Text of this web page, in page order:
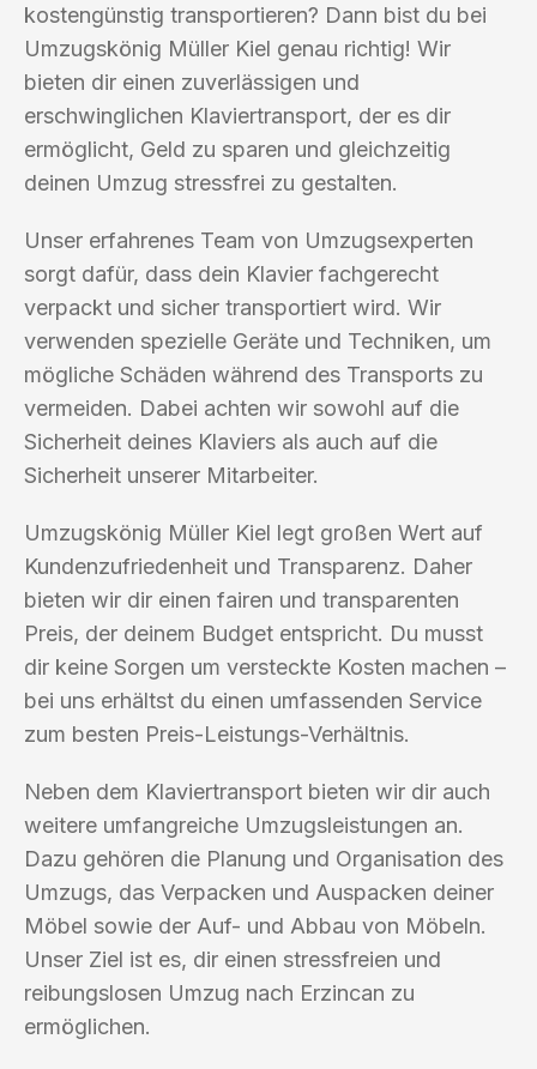
kostengünstig transportieren? Dann bist du bei
Umzugskönig Müller Kiel genau richtig! Wir
bieten dir einen zuverlässigen und
erschwinglichen Klaviertransport, der es dir
ermöglicht, Geld zu sparen und gleichzeitig
deinen Umzug stressfrei zu gestalten.
Unser erfahrenes Team von Umzugsexperten
sorgt dafür, dass dein Klavier fachgerecht
verpackt und sicher transportiert wird. Wir
verwenden spezielle Geräte und Techniken, um
mögliche Schäden während des Transports zu
vermeiden. Dabei achten wir sowohl auf die
Sicherheit deines Klaviers als auch auf die
Sicherheit unserer Mitarbeiter.
Umzugskönig Müller Kiel legt großen Wert auf
Kundenzufriedenheit und Transparenz. Daher
bieten wir dir einen fairen und transparenten
Preis, der deinem Budget entspricht. Du musst
dir keine Sorgen um versteckte Kosten machen –
bei uns erhältst du einen umfassenden Service
zum besten Preis-Leistungs-Verhältnis.
Neben dem Klaviertransport bieten wir dir auch
weitere umfangreiche Umzugsleistungen an.
Dazu gehören die Planung und Organisation des
Umzugs, das Verpacken und Auspacken deiner
Möbel sowie der Auf- und Abbau von Möbeln.
Unser Ziel ist es, dir einen stressfreien und
reibungslosen Umzug nach Erzincan zu
ermöglichen.